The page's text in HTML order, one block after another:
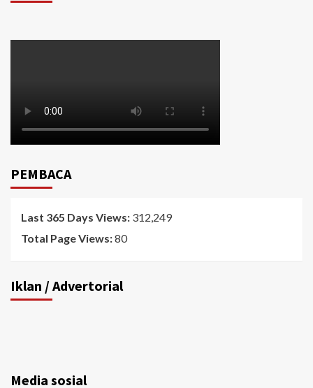
PEMBACA
Last 365 Days Views: 312,249
Total Page Views:80
Iklan / Advertorial
Media sosial